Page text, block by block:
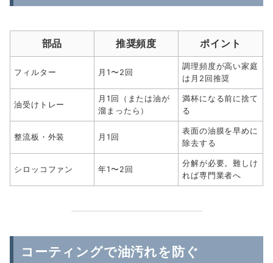
部品 推奨頻度 ポイント
フィルター 月1〜2回
調理頻度が高い家庭
は月2回推奨
油受けトレー
月1回（または油が
溜まったら）
満杯になる前に捨て
る
整流板・外装 月1回
表面の油膜を早めに
除去する
シロッコファン 年1〜2回
分解が必要。難しけ
れば専門業者へ
コーティングで油汚れを防ぐ